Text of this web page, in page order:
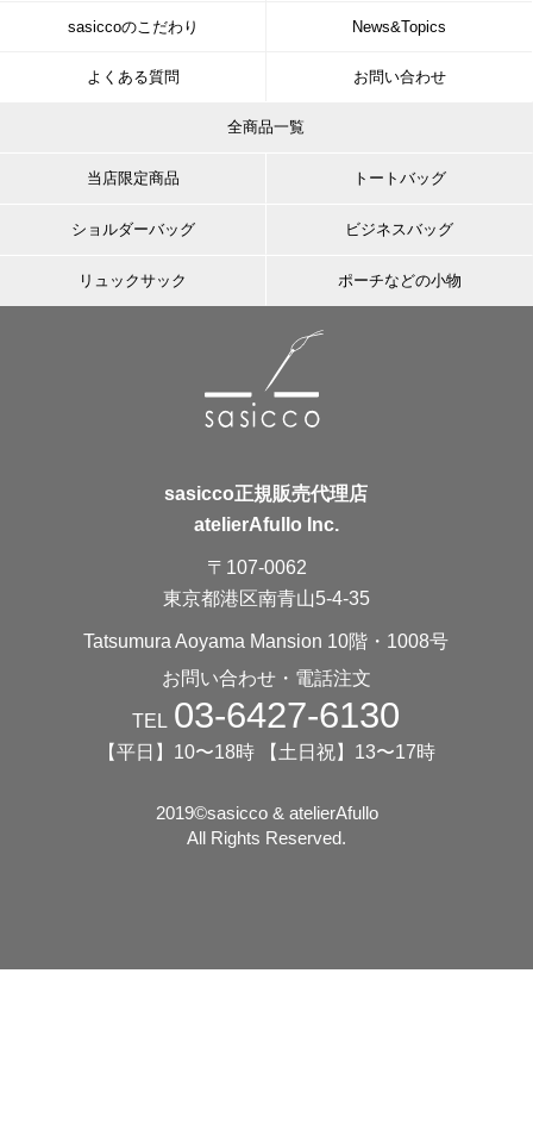
sasiccoのこだわり News&Topics
よくある質問 お問い合わせ
全商品一覧
当店限定商品 トートバッグ
ショルダーバッグ ビジネスバッグ
リュックサック ポーチなどの小物
sasicco正規販売代理店
atelierAfullo Inc.
〒107-0062
東京都港区南青山5-4-35
Tatsumura Aoyama Mansion 10階・1008号
お問い合わせ・電話注文
TEL 03-6427-6130
【平日】10〜18時 【土日祝】13〜17時
2019©️sasicco & atelierAfullo
All Rights Reserved.